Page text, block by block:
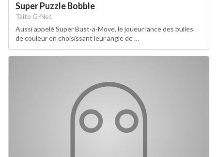
Super Puzzle Bobble
Taito G-Net
Aussi appelé Super Bust-a-Move, le joueur lance des bulles
de couleur en choisissant leur angle de …